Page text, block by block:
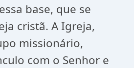
base, que se
cristã. A Igreja,
missionário,
com o Senhor e